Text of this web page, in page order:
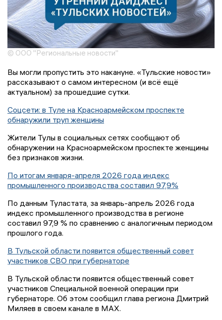
© ООО "Региональные новости"
Вы могли пропустить это накануне. «Тульские новости»
рассказывают о самом интересном (и всё ещё
актуальном) за прошедшие сутки.
Соцсети: в Туле на Красноармейском проспекте
обнаружили труп женщины
Жители Тулы в социальных сетях сообщают об
обнаружении на Красноармейском проспекте женщины
без признаков жизни.
По итогам января-апреля 2026 года индекс
промышленного производства составил 97,9%
По данным Туластата, за январь-апрель 2026 года
индекс промышленного производства в регионе
составил 97,9 % по сравнению с аналогичным периодом
прошлого года.
В Тульской области появится общественный совет
участников СВО при губернаторе
В Тульской области появится общественный совет
участников Специальной военной операции при
губернаторе. Об этом сообщил глава региона Дмитрий
Миляев в своем канале в MAX.